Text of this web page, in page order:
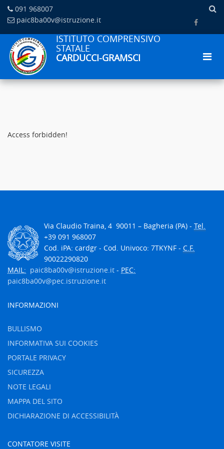
091 968007
paic8ba00v@istruzione.it
ISTITUTO COMPRENSIVO
STATALE
CARDUCCI-GRAMSCI
Access forbidden!
Via Claudio Traina, 4 90011 – Bagheria (PA) - Tel.
+39 091 968007
Cod. iPA: cardgr - Cod. Univoco: 7TKYNF - C.F.
90022290820
MAIL: paic8ba00v@istruzione.it - PEC:
paic8ba00v@pec.istruzione.it
INFORMAZIONI
BULLISMO
INFORMATIVA SUI COOKIES
PORTALE PRIVACY
SICUREZZA
NOTE LEGALI
MAPPA DEL SITO
DICHIARAZIONE DI ACCESSIBILITÀ
CONTATORE VISITE